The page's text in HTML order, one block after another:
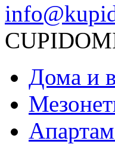
Дома и